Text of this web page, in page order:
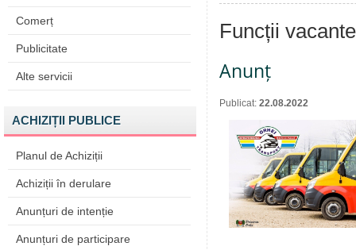
Comerț
Publicitate
Alte servicii
ACHIZIȚII PUBLICE
Planul de Achiziții
Achiziții în derulare
Anunțuri de intenție
Anunțuri de participare
Funcții
Anunț
Publicat: 22.08.2022